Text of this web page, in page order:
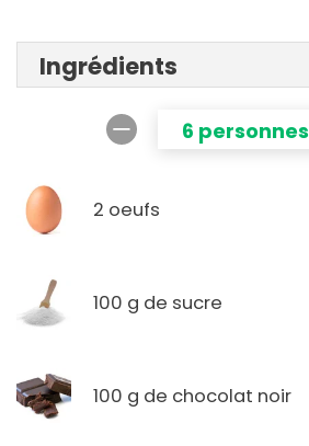
Ingrédients
6 personnes
2 oeufs
100 g de sucre
100 g de chocolat noir